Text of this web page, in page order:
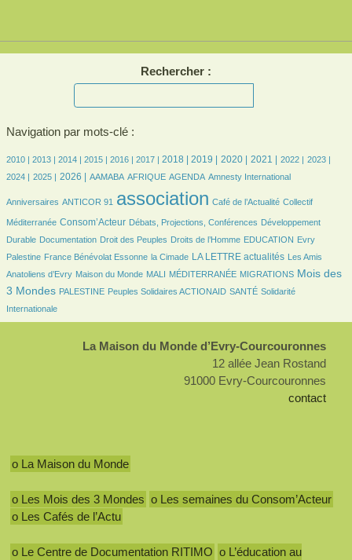
Rechercher :
Navigation par mots-clé :
6/2071
2010 |
6/20712013 |
162/2071 2014 |
306/2071 2015 |
371/2071 2016 |
408/2071 2017 |
561/2071 2018 |
568/2071 2019 |
528/2071 2020 |
534/2071 2021 |
410/2071 2022 |
390/2071 2023 |
411/2071
2024 |
395/2071
2025 |
551/2071 2026 |
61/2071 AAMABA
135/2071 AFRIQUE
401/2071 AGENDA
6/2071 Amnesty International
24/2071
Anniversaires ANTICOR 91 association Café de l’Actualité Collectif
Méditerranée
628/2071 Consom’Acteur
120/2071 Débats, Projections, Conférences
127/2071
Développement
Durable
48/2071Documentation
24/2071 Droit des Peuples
132/2071 Droits de l’Homme
26/2071 EDUCATION
6/2071
Evry
Palestine
90/2071France Bénévolat Essonne
25/2071 la Cimade
664/2071 LA LETTRE actualités
24/2071
Les Amis
Anatoliens d’Evry
72/2071 Maison du Monde
18/2071 MALI
6/2071 MÉDITERRANÉE
114/2071 MIGRATIONS
837/2071
Mois des
3 Mondes
78/2071 PALESTINE
84/2071 Peuples Solidaires ACTIONAID
88/2071 SANTÉ
189/2071
Solidarité
Internationale
La Maison du Monde d’Evry-Courcouronnes
12 allée Jean Rostand
91000 Evry-Courcouronnes
contact
o La Maison du Monde
o Les Mois des 3 Mondes o Les semaines du Consom’Acteur
o Les Cafés de l’Actu
o Le Centre de Documentation RITIMO o L’éducation au